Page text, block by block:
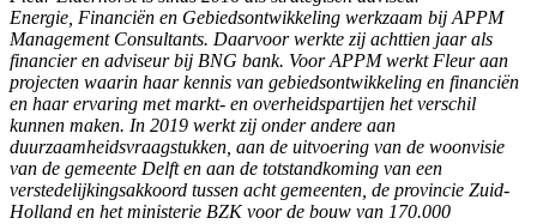
Energie, Financiën en Gebiedsontwikkeling werkzaam bij APPM
Management Consultants. Daarvoor werkte zij achttien jaar als
financier en adviseur bij BNG bank. Voor APPM werkt Fleur aan
projecten waarin haar kennis van gebiedsontwikkeling en financiën
en haar ervaring met markt- en overheidspartijen het verschil
kunnen maken. In 2019 werkt zij onder andere aan
duurzaamheidsvraagstukken, aan de uitvoering van de woonvisie
van de gemeente Delft en aan de totstandkoming van een
verstedelijkingsakkoord tussen acht gemeenten, de provincie Zuid-
Holland en het ministerie BZK voor de bouw van 170.000